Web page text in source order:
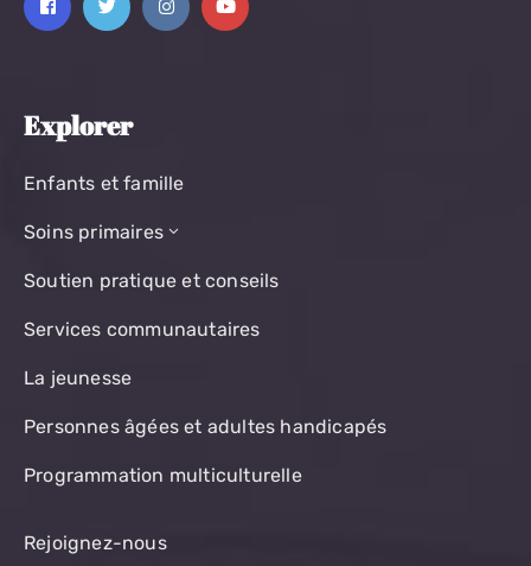
Explorer
Enfants et famille
Soins primaires
Soutien pratique et conseils
Services communautaires
La jeunesse
Personnes âgées et adultes handicapés
Programmation multiculturelle
Rejoignez-nous